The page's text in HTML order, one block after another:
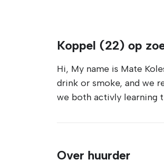
Koppel (22) op
Hi, My name is Mate
drink or smoke, and we
we both activly learning
Over huurder